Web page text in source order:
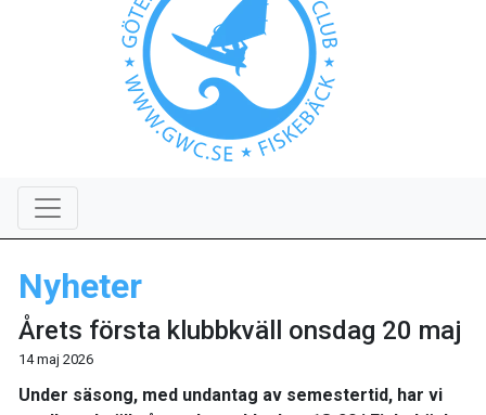
Nyheter
Årets första klubbkväll onsdag 20 maj
14 maj 2026
Under säsong, med undantag av semestertid, har vi